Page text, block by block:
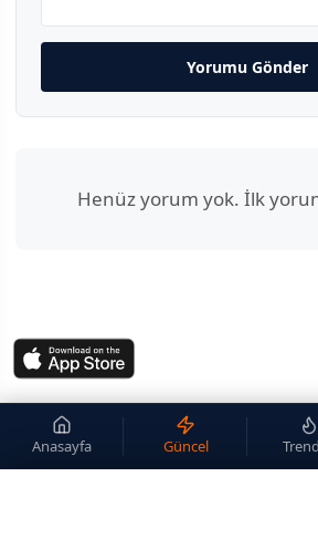
Yorumu Gönder
Henüz yorum yok. İlk
Anasayfa Güncel